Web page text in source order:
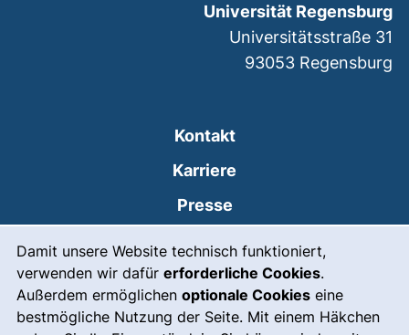
Damit unsere Website technisch funktioniert,
verwenden wir dafür erforderliche Cookies.
Außerdem ermöglichen optionale Cookies eine
bestmögliche Nutzung der Seite. Mit einem Häkchen
Kontakt
Karriere
Presse
Leichte Sprache
Gebärdensprache
Universität Regensburg
Universitätsstraße 31
93053 Regensburg